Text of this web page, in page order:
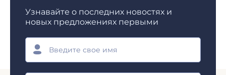
Узнавайте о последних новостях и
новых предложениях первыми